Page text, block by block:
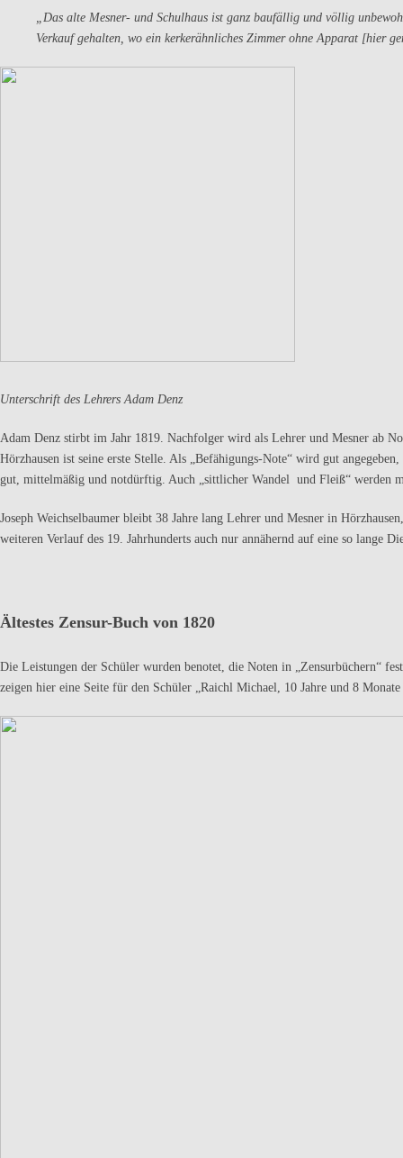
„Das alte Mesner- und Schulhaus ist ganz baufällig und völlig
Verkauf gehalten, wo ein kerkerähnliches Zimmer ohne Apparat [hier
Unterschrift des Lehrers Adam Denz
Adam Denz stirbt im Jahr 1819. Nachfolger wird als Lehrer und Mesner ab
Hörzhausen ist seine erste Stelle. Als „Befähigungs-Note“ wird gut
gut, mittelmäßig und notdürftig. Auch „sittlicher Wandel und Fleiß“ werden
Joseph Weichselbaumer bleibt 38 Jahre lang Lehrer und Mesner in
weiteren Verlauf des 19. Jahrhunderts auch nur annähernd auf eine so lange
Ältestes Zensur-Buch von 1820
Die Leistungen der Schüler wurden benotet, die Noten in „Zensurbüchern“
zeigen hier eine Seite für den Schüler „Raichl Michael, 10 Jahre und 8